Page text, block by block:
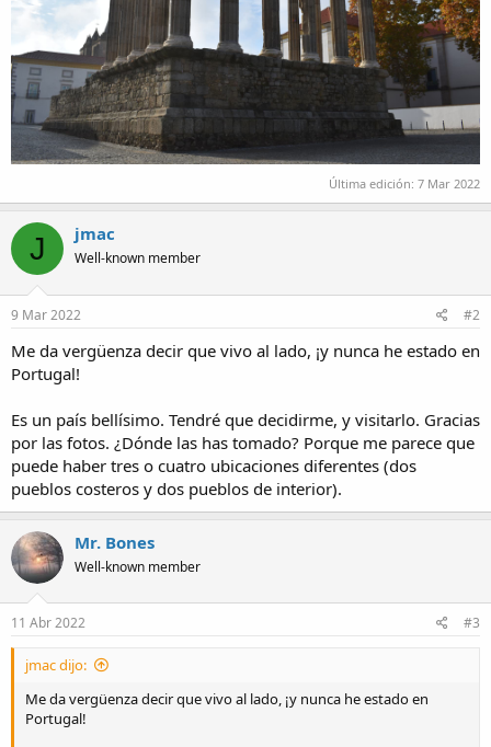
Última edición: 7 Mar 2022
J jmac
Well-known member
9 Mar 2022 #2
Me da vergüenza decir que vivo al lado, ¡y nunca he estado en
Portugal!
Es un país bellísimo. Tendré que decidirme, y visitarlo. Gracias
por las fotos. ¿Dónde las has tomado? Porque me parece que
puede haber tres o cuatro ubicaciones diferentes (dos
pueblos costeros y dos pueblos de interior).
Mr. Bones
Well-known member
11 Abr 2022 #3
jmac dijo:
Me da vergüenza decir que vivo al lado, ¡y nunca he estado en
Portugal!